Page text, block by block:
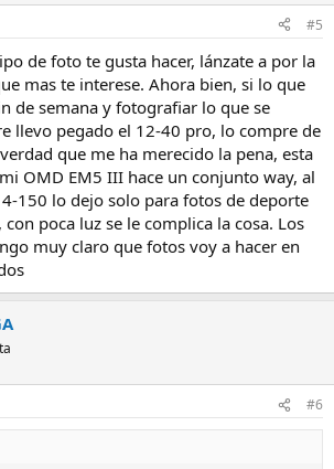
#5
de foto te gusta hacer, lánzate a por la
mas te interese. Ahora bien, si lo que
de semana y fotografiar lo que se
llevo pegado el 12-40 pro, lo compre de
que me ha merecido la pena, esta
OMD EM5 III hace un conjunto way, al
150 lo dejo solo para fotos de deporte
poca luz se le complica la cosa. Los
muy claro que fotos voy a hacer en
#6